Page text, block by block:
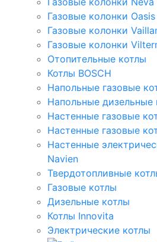
Газовые колонки Oasis
Газовые колонки
Газовые колонки
Отопительные котлы
Котлы BOSCH
Напольные газовые
Напольные дизельные
Настенные газовые
Настенные газовые
Настенные
Navien
Твердотопливные
Газовые котлы
Дизельные котлы
Котлы Innovita
Электрические котлы